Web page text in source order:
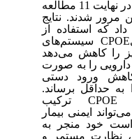
بررسی‌شده در مرحله اولیه، در نهایت 11 مطالعه
شدند. نتایج
که استفاده از
سیستم‌های
را کاهش می‌دهد
را به صورت
ورود دستی
حداقل برساند.
ترکیب
ایمنی بیمار
خود منجر به
نظارت مستمر و